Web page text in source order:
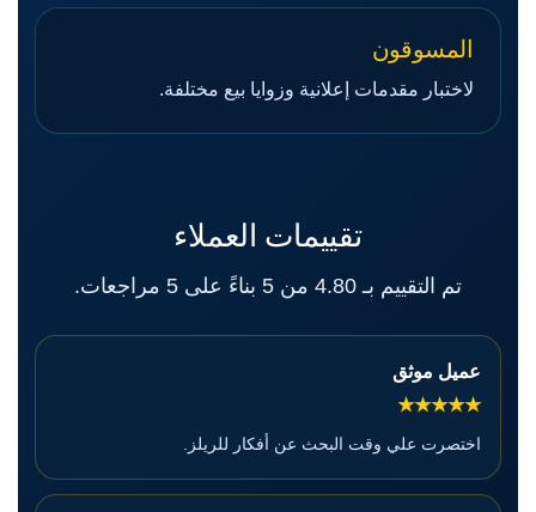
المسوقون
لاختبار مقدمات إعلانية وزوايا بيع مختلفة.
تقييمات العملاء
تم التقييم بـ 4.80 من 5 بناءً على 5 مراجعات.
عميل موثق
★★★★★
اختصرت علي وقت البحث عن أفكار للريلز.